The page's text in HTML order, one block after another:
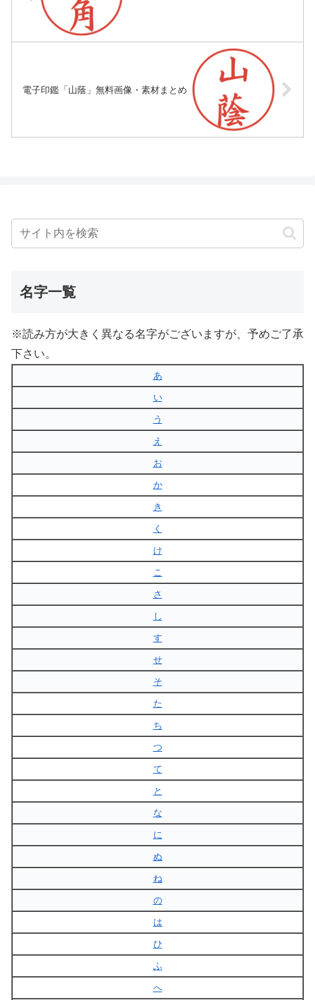
電子印鑑「山蔭」無料画像・素材まとめ
名字一覧
※読み方が大きく異なる名字がございますが、予めご了承
下さい。
あ
い
う
え
お
か
き
く
け
こ
さ
し
す
せ
そ
た
ち
つ
て
と
な
に
ぬ
ね
の
は
ひ
ふ
へ